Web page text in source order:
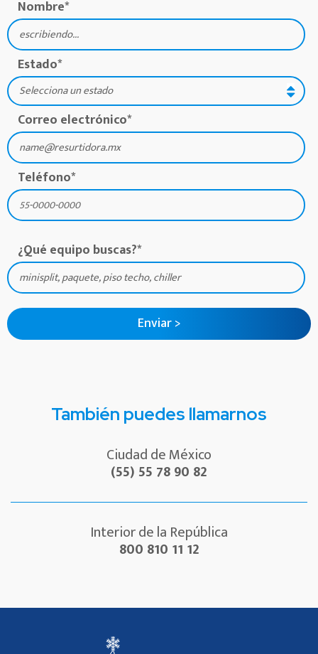
Nombre*
Estado*
Correo electrónico*
Teléfono*
¿Qué equipo buscas?*
También puedes llamarnos
Ciudad de México
(55) 55 78 90 82
Interior de la República
800 810 11 12